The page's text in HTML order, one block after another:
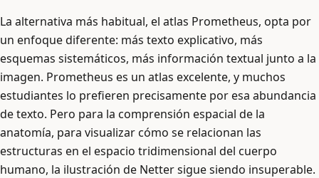
La alternativa más habitual, el atlas Prometheus, opta por
un enfoque diferente: más texto explicativo, más
esquemas sistemáticos, más información textual junto a la
imagen. Prometheus es un atlas excelente, y muchos
estudiantes lo prefieren precisamente por esa abundancia
de texto. Pero para la comprensión espacial de la
anatomía, para visualizar cómo se relacionan las
estructuras en el espacio tridimensional del cuerpo
humano, la ilustración de Netter sigue siendo insuperable.